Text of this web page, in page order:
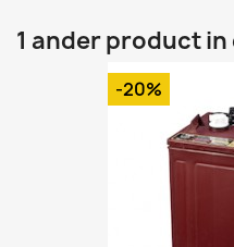
1 ander product
-20%